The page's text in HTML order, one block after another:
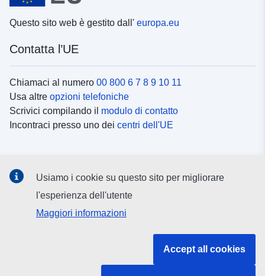
Questo sito web è gestito dall' europa.eu
Contatta l’UE
Chiamaci al numero 00 800 6 7 8 9 10 11
Usa altre opzioni telefoniche
Scrivici compilando il modulo di contatto
Incontraci presso uno dei centri dell'UE
Cerca icanali social
Usiamo i cookie su questo sito per migliorare
l'esperienza dell'utente
Maggiori informazioni
Accept all cookies